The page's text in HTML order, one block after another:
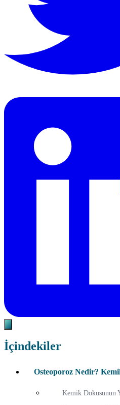
İçindekiler
Osteoporoz Nedir?
Kemik Dokusunun